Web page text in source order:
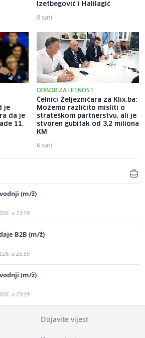
Izetbegović i Halilagić
9 sati
je
da je
11.
ODBOR ZA HITNOST
Čelnici Željezničara za Klix.ba:
Možemo različito misliti o
strateškom partnerstvu, ali je
stvoren gubitak od 3,2 miliona
KM
6 sati
(m/ž)
u 23:59
B2B (m/ž)
u 23:59
(m/ž)
u 23:59
Dojavite vijest